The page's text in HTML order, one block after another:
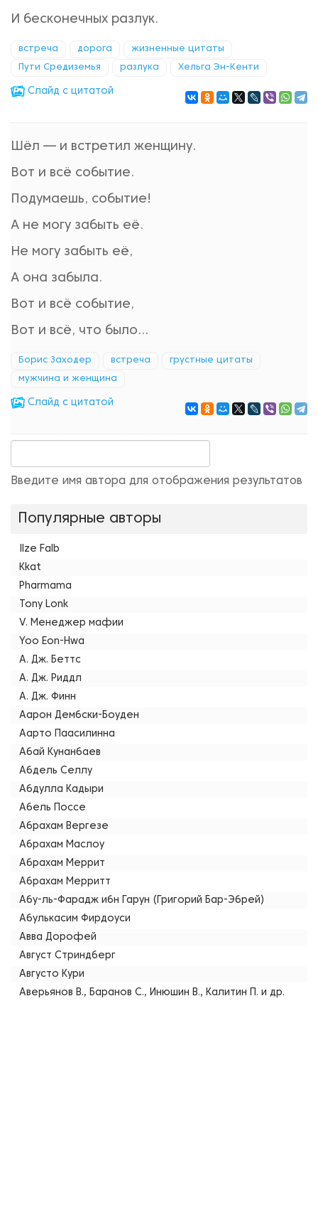
И бесконечных разлук.
встреча дорога жизненные цитаты
Пути Средиземья разлука Хельга Эн-Кенти
Cлайд с цитатой
Шёл — и встретил женщину.
Вот и всё событие.
Подумаешь, событие!
А не могу забыть её.
Не могу забыть её,
А она забыла.
Вот и всё событие,
Вот и всё, что было...
Борис Заходер встреча грустные цитаты
мужчина и женщина
Cлайд с цитатой
Введите имя автора для отображения результатов
Популярные авторы
Ilze Falb
Kkat
Pharmama
Tony Lonk
V. Менеджер мафии
Yoo Eon-Hwa
А. Дж. Беттс
А. Дж. Риддл
А. Дж. Финн
Аарон Дембски-Боуден
Аарто Паасилинна
Абай Кунанбаев
Абдель Селлу
Абдулла Кадыри
Абель Поссе
Абрахам Вергезе
Абрахам Маслоу
Абрахам Меррит
Абрахам Мерритт
Абу-ль-Фарадж ибн Гарун (Григорий Бар-Эбрей)
Абулькасим Фирдоуси
Авва Дорофей
Август Стриндберг
Августо Кури
Аверьянов В., Баранов С., Инюшин В., Калитин П. и др.